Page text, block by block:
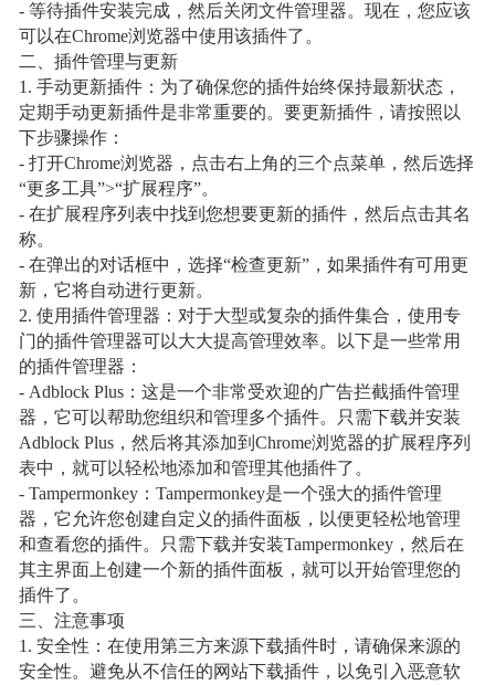
- 等待插件安装完成，然后关闭文件管理器。现在，您应该
可以在Chrome浏览器中使用该插件了。
二、插件管理与更新
1. 手动更新插件：为了确保您的插件始终保持最新状态，
定期手动更新插件是非常重要的。要更新插件，请按照以
下步骤操作：
- 打开Chrome浏览器，点击右上角的三个点菜单，然后选择
“更多工具”>“扩展程序”。
- 在扩展程序列表中找到您想要更新的插件，然后点击其名
称。
- 在弹出的对话框中，选择“检查更新”，如果插件有可用更
新，它将自动进行更新。
2. 使用插件管理器：对于大型或复杂的插件集合，使用专
门的插件管理器可以大大提高管理效率。以下是一些常用
的插件管理器：
- Adblock Plus：这是一个非常受欢迎的广告拦截插件管理
器，它可以帮助您组织和管理多个插件。只需下载并安装
Adblock Plus，然后将其添加到Chrome浏览器的扩展程序列
表中，就可以轻松地添加和管理其他插件了。
- Tampermonkey：Tampermonkey是一个强大的插件管理
器，它允许您创建自定义的插件面板，以便更轻松地管理
和查看您的插件。只需下载并安装Tampermonkey，然后在
其主界面上创建一个新的插件面板，就可以开始管理您的
插件了。
三、注意事项
1. 安全性：在使用第三方来源下载插件时，请确保来源的
安全性。避免从不信任的网站下载插件，以免引入恶意软